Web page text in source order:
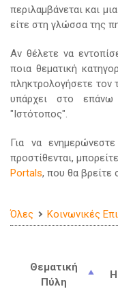
περιλαμβάνεται και
είτε στη γλώσσα της
Αν θέλετε να
ποια θεματική
πληκτρολογήσετε τον
υπάρχει στο επάνω
"Ιστότοπος".
Για να
προστίθενται,
Portals, που θα βρείτε
Όλες Κοινωνικές
Θεματική
Πύλη